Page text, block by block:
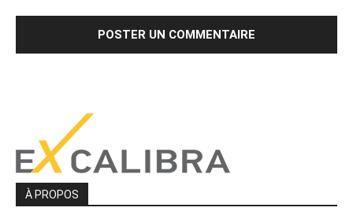
À PROPOS